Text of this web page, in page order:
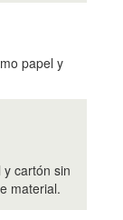
papel y
cartón sin
material.